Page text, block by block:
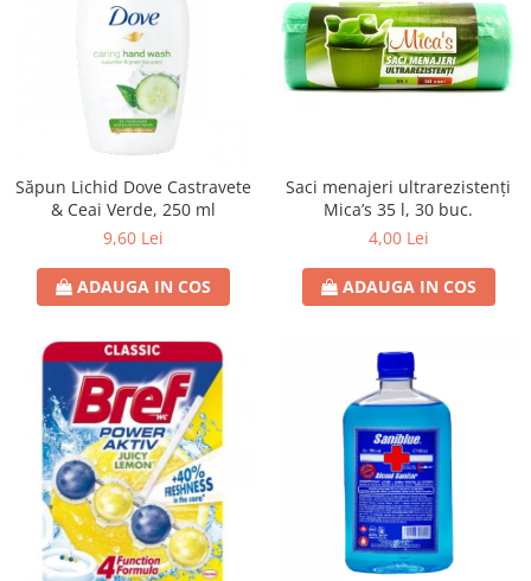
Săpun Lichid Dove Castravete
& Ceai Verde, 250 ml
9,60 Lei
ADAUGA IN COS
Saci menajeri ultrarezistenți
Mica’s 35 l, 30 buc.
4,00 Lei
ADAUGA IN COS